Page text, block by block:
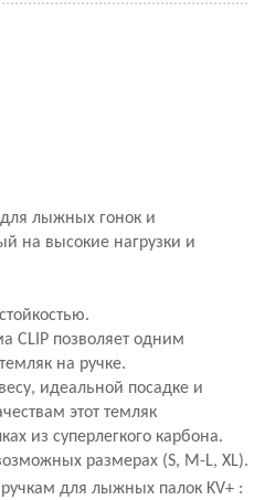
лыжных гонок и
на высокие нагрузки и
CLIP позволяет одним
на ручке.
идеальной посадке и
этот темляк
из суперлегкого карбона.
размерах (S, M-L, XL).
учкам для лыжных палок KV+ :